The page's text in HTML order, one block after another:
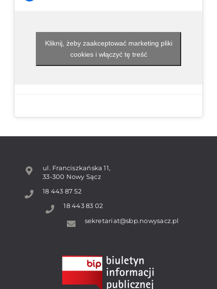
Kliknij, żeby zaakceptować marketing pliki
cookies i włączyć tę treść
ul. Franciszkańska 11,
33-300 Nowy Sącz
18 443 87 52
18 443 83 02
sekretariat@sbp.nowysacz.pl